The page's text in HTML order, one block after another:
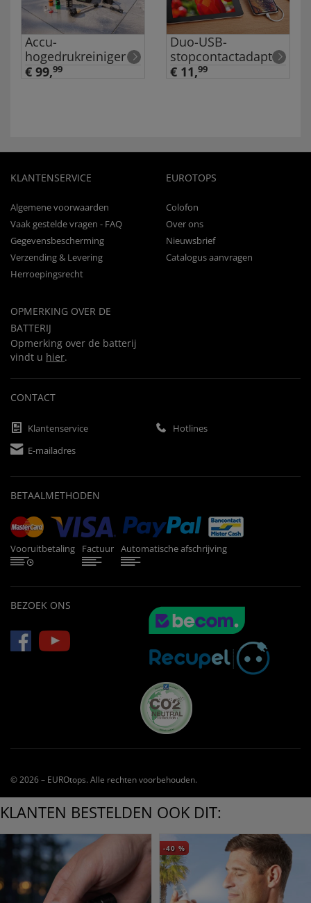
Accu-
hogedrukreiniger
€ 99,99
Duo-USB-
stopcontactadapter
€ 11,99
KLANTENSERVICE
Algemene voorwaarden
Vaak gestelde vragen - FAQ
Gegevensbescherming
Verzending & Levering
Herroepingsrecht
OPMERKING OVER DE
BATTERIJ
Opmerking over de batterij
vindt u hier.
EUROTOPS
Colofon
Over ons
Nieuwsbrief
Catalogus aanvragen
CONTACT
Klantenservice
Hotlines
E-mailadres
BETAALMETHODEN
Vooruitbetaling Factuur Automatische afschrijving
BEZOEK ONS
© 2026 – EUROtops. Alle rechten voorbehouden.
KLANTEN BESTELDEN OOK DIT:
-40 %